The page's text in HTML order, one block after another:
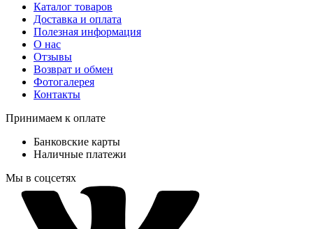
Каталог товаров
Доставка и оплата
Полезная информация
О нас
Отзывы
Возврат и обмен
Фотогалерея
Контакты
Принимаем к оплате
Банковские карты
Наличные платежи
Мы в соцсетях